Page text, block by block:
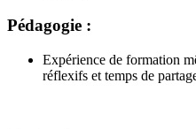
Pédagogie :
Expérience de formation
réflexifs et temps de